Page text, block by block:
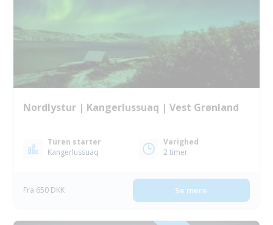
Nordlystur | Kangerlussuaq | Vest Grønland
Turen starter
Kangerlussuaq
Varighed
2 timer
Fra 650 DKK Se mere